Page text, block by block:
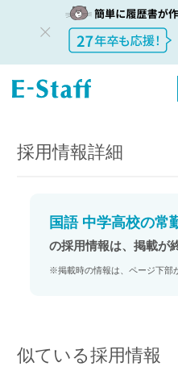
教員採用情
報のイー・
国語 中学高校の常勤講師 4月採用
採用情報詳細
国語 中学高校の常
の採用情報は、掲載が
※掲載時の情報は、ページ下部
似ている採用情報